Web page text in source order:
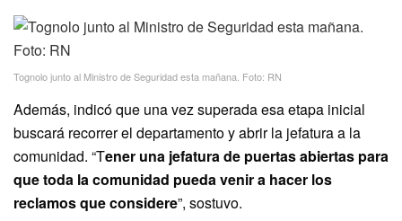
Tognolo junto al Ministro de Seguridad esta mañana. Foto: RN
Además, indicó que una vez superada esa etapa inicial
buscará recorrer el departamento y abrir la jefatura a la
comunidad. “Tener una jefatura de puertas abiertas para
que toda la comunidad pueda venir a hacer los
reclamos que considere”, sostuvo.